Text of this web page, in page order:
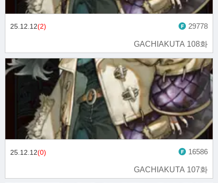
GACHIAKUTA 108화
25.12.12(2) 29778
GACHIAKUTA 107화
25.12.12(0) 16586